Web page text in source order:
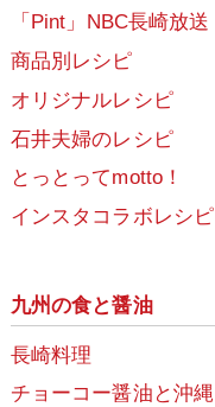
「Pint」NBC長崎放送
商品別レシピ
オリジナルレシピ
石井夫婦のレシピ
とっとってmotto！
インスタコラボレシピ
九州の食と醤油
長崎料理
チョーコー醤油と沖縄